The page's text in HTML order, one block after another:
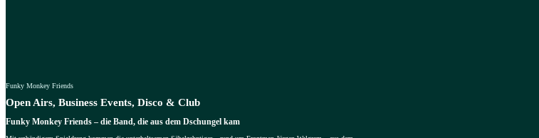
Funky Monkey Friends
Open Airs, Business Events, Disco & Club
Funky Monkey Friends – die Band, die aus dem Dschungel kam